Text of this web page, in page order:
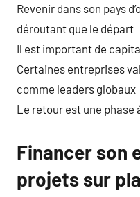
Revenir dans son pays
déroutant que le départ
Il est important de
Certaines entreprises
comme leaders globaux
Le retour est une phase
Financer son
projets sur